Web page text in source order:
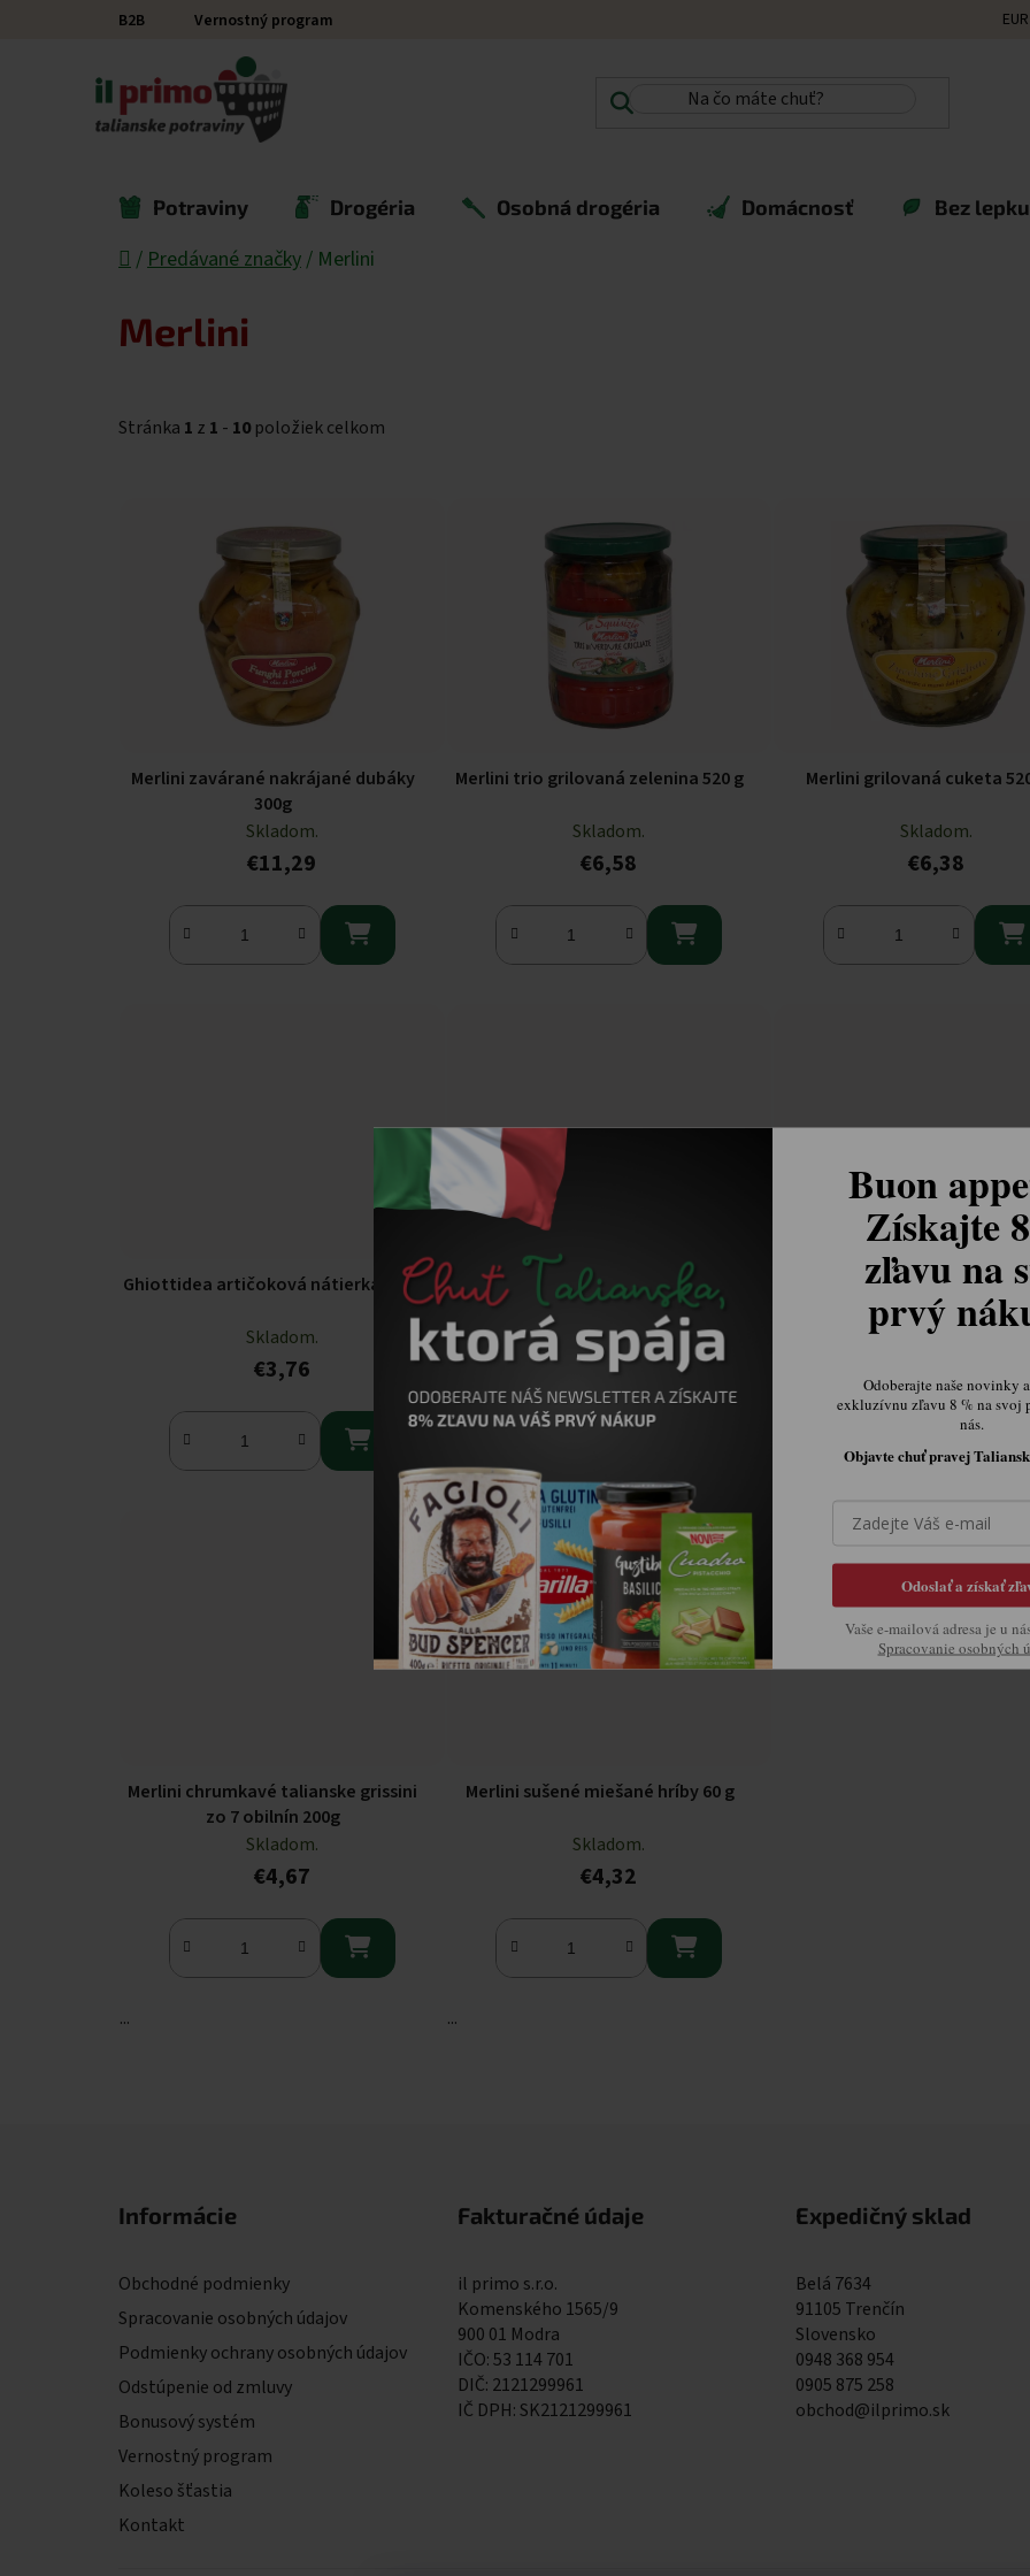
Prejsť na obsahB2B Vernostný program EUR
Potraviny Drogéria Osobná drogéria Domácnosť Bez
Domov
/ Predávané značky / Merlini
Merlini
Stránka 1 z 1 - 10 položiek celkom
Merlini zavárané nakrájané dubáky
300g
Skladom.
€11,29

Merlini trio grilovaná zelenina 520 g
Skladom.
€6,58

Merlini grilovaná cuketa
Skladom.
€6,38

Ghiottidea artičoková nátierka 190g
Skladom.
€3,76

Ghiottidea špargľový krém 190g
Skladom.
€4,10
Merlini restované huby
Skladom.
Merlini chrumkavé talianske grissini
zo 7 obilnín 200g
Skladom.
€4,67

...
Merlini sušené miešané hríby 60 g
Skladom.
€4,32

...
Informácie
Obchodné podmienky
Spracovanie osobných údajov
Podmienky ochrany osobných údajov
Odstúpenie od zmluvy
Bonusový systém
Vernostný program
Koleso šťastia
Kontakt
Fakturačné údaje
il primo s.r.o.
Komenského 1565/9
900 01 Modra
IČO: 53 114 701
DIČ: 2121299961
IČ DPH: SK2121299961
Expedičný sklad
Belá 7634
91105 Trenčín
Slovensko
0948 368 954
0905 875 258
obchod@ilprimo.sk
Buon
Získajte
zľavu na
prvý
Odoberajte naše novinky
exkluzívnu zľavu 8 % na svoj
nás.
Objavte chuť pravej
Odoslať a získať
Vaše e-mailová adresa je u
Spracovanie osobných